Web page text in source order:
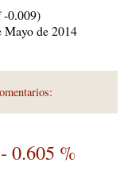
-0.009)
de 2014
0.605 %